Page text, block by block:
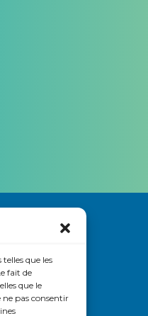
que les
fait de
que le
pas consentir